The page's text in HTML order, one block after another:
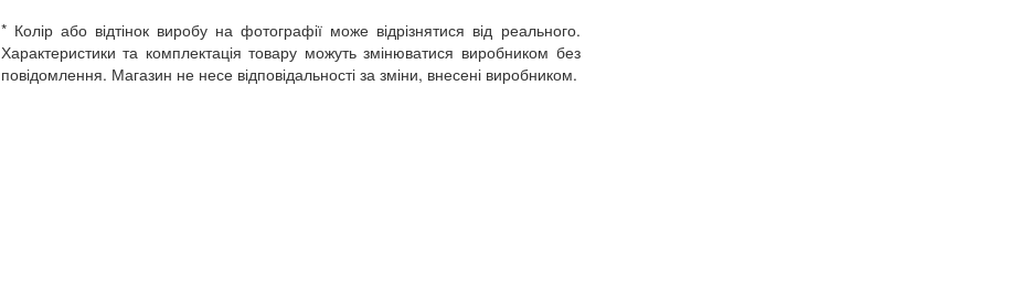
* Колір або відтінок виробу на фотографії може відрізнятися від реального.
Характеристики та комплектація товару можуть змінюватися виробником без
повідомлення. Магазин не несе відповідальності за зміни, внесені виробником.